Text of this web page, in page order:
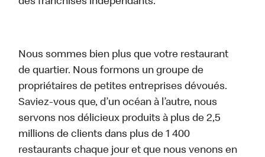
Nous sommes bien plus que votre restaurant
de quartier. Nous formons un groupe de
propriétaires de petites entreprises dévoués.
Saviez-vous que, d’un océan à l’autre, nous
servons nos délicieux produits à plus de 2,5
millions de clients dans plus de 1 400
restaurants chaque jour et que nous venons en